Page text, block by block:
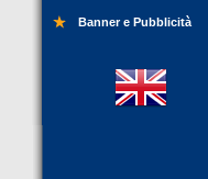
Banner e Pubblicità